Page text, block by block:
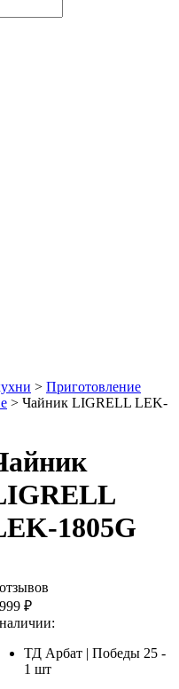
> Приготовление
> Чайник LIGRELL LEK-
1805G
₽
ТД Арбат | Победы 25 -
1 шт